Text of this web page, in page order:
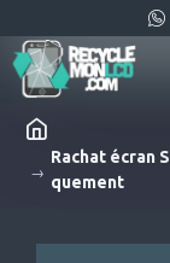
Rachat écran
quement